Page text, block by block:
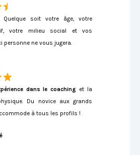
Quelque soit votre âge, votre
votre milieu social et vos
personne ne vous jugera.
dans le coaching et la
Du novice aux grands
à tous les profils !